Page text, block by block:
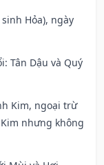
Hỏa), ngày
Tân Dậu và Quý
Kim, ngoại trừ
nhưng không